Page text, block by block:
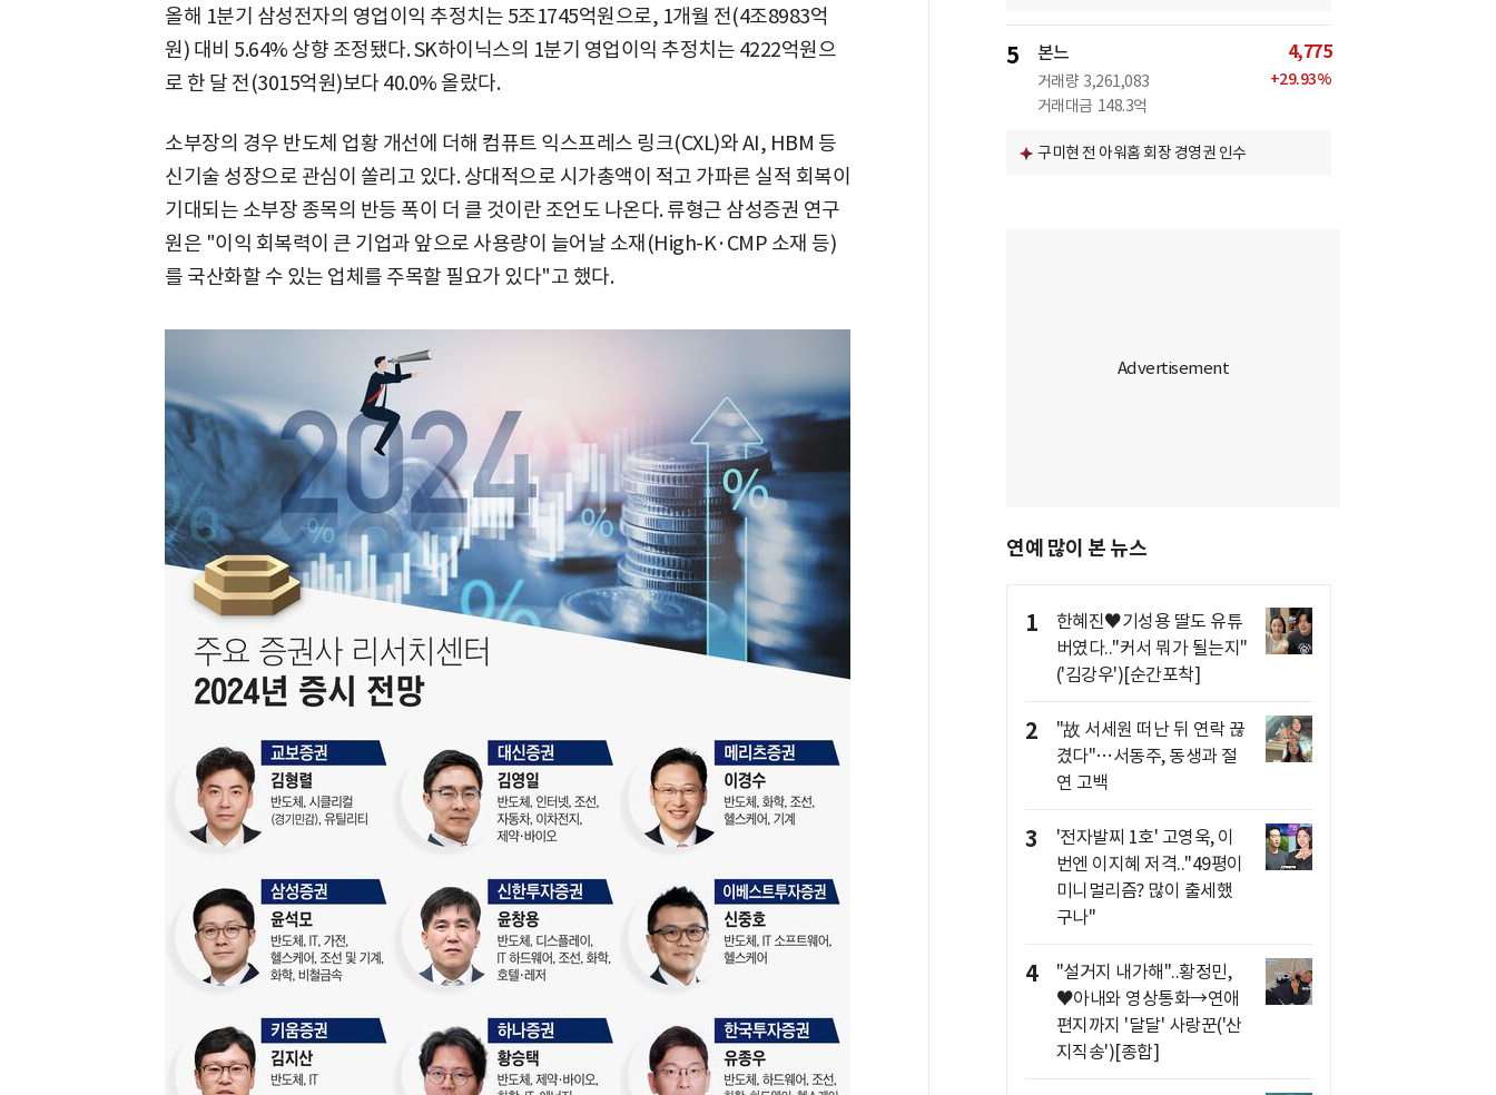
올해 1분기 삼성전자의 영업이익 추정치는 5조1745억원으로, 1개월 전(4조8983억
원) 대비 5.64% 상향 조정됐다. SK하이닉스의 1분기 영업이익 추정치는 4222억원으
로 한 달 전(3015억원)보다 40.0% 올랐다.
소부장의 경우 반도체 업황 개선에 더해 컴퓨트 익스프레스 링크(CXL)와 AI, HBM 등
신기술 성장으로 관심이 쏠리고 있다. 상대적으로 시가총액이 적고 가파른 실적 회복이
기대되는 소부장 종목의 반등 폭이 더 클 것이란 조언도 나온다. 류형근 삼성증권 연구
원은 "이익 회복력이 큰 기업과 앞으로 사용량이 늘어날 소재(High-K·CMP 소재 등)
를 국산화할 수 있는 업체를 주목할 필요가 있다"고 했다.
5 본느
거래량 3,261,083
거래대금 148.3억
4,775
+29.93%
구미현 전 아워홈 회장 경영권 인수
연예 많이 본 뉴스
1
한혜진♥기성용 딸도 유튜
버였다.."커서 뭐가 될는지"
('김강우')[순간포착]
2
"故 서세원 떠난 뒤 연락 끊
겼다"…서동주, 동생과 절
연 고백
3
'전자발찌 1호' 고영욱, 이
번엔 이지혜 저격.."49평이
미니멀리즘? 많이 출세했
구나"
4
"설거지 내가해"..황정민,
♥아내와 영상통화→연애
편지까지 '달달' 사랑꾼('산
지직송')[종합]